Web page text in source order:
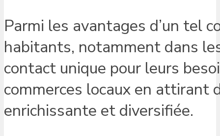
Parmi les avantages d’un tel
habitants, notamment dans
contact unique pour leurs
commerces locaux en attirant
enrichissante et diversifiée.